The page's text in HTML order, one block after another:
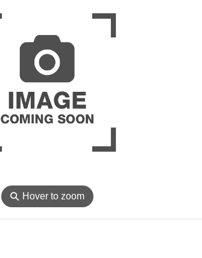
⚲ Hover to zoom